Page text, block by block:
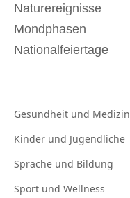
Naturereignisse
Mondphasen
Nationalfeiertage
Gesundheit und Medizin
Kinder und Jugendliche
Sprache und Bildung
Sport und Wellness